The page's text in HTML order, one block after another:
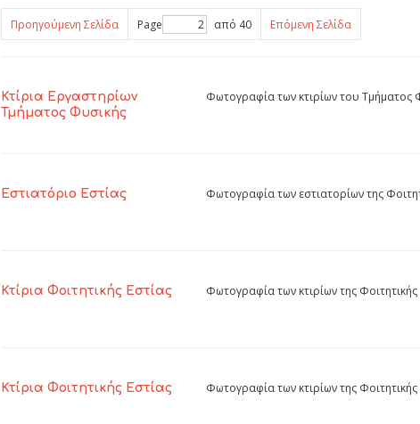
Προηγούμενη Σελίδα Page από 40 Επόμενη Σελίδα
Κτίρια Εργαστηρίων
Τμήματος Φυσικής
Φωτογραφία των κτιρίων του Τμήματος
Εστιατόριο Εστίας Φωτογραφία των εστιατορίων της
Κτίρια Φοιτητικής Εστίας Φωτογραφία των κτιρίων της Φοιτητικής
Κτίρια Φοιτητικής Εστίας Φωτογραφία των κτιρίων της